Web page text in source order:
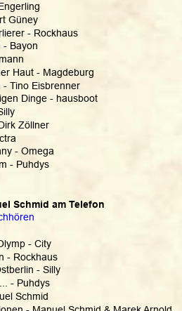
Güney
- Rockhaus
- Bayon
Haut - Magdeburg
Tino Eisbrenner
Dinge - hausboot
Zöllner
- Omega
- Puhdys
Schmid am Telefon
- City
- Rockhaus
- Silly
- Puhdys
Schmid